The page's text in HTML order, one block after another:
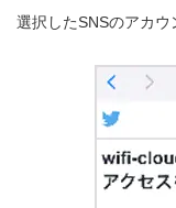
選択したSNSのアカウ